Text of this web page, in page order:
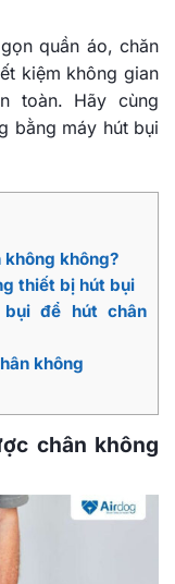
quần áo, chăn
kiệm không gian
toàn. Hãy cùng
bằng máy hút bụi
không?
thiết bị hút bụi
bụi để hút chân
không
chân không